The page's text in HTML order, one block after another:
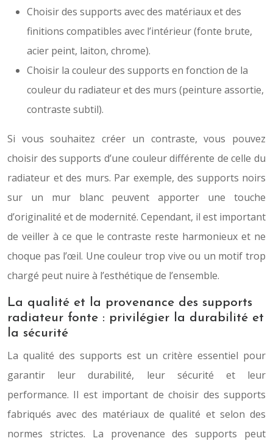
Choisir des supports avec des matériaux et des
finitions compatibles avec l’intérieur (fonte brute,
acier peint, laiton, chrome).
Choisir la couleur des supports en fonction de la
couleur du radiateur et des murs (peinture assortie,
contraste subtil).
Si vous souhaitez créer un contraste, vous pouvez
choisir des supports d’une couleur différente de celle du
radiateur et des murs. Par exemple, des supports noirs
sur un mur blanc peuvent apporter une touche
d’originalité et de modernité. Cependant, il est important
de veiller à ce que le contraste reste harmonieux et ne
choque pas l’œil. Une couleur trop vive ou un motif trop
chargé peut nuire à l’esthétique de l’ensemble.
La qualité et la provenance des supports
radiateur fonte : privilégier la durabilité et
la sécurité
La qualité des supports est un critère essentiel pour
garantir leur durabilité, leur sécurité et leur
performance. Il est important de choisir des supports
fabriqués avec des matériaux de qualité et selon des
normes strictes. La provenance des supports peut